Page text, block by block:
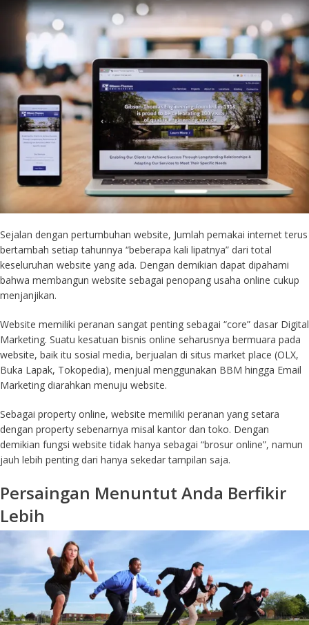
Sejalan dengan pertumbuhan website, Jumlah pemakai internet terus
bertambah setiap tahunnya “beberapa kali lipatnya” dari total
keseluruhan website yang ada. Dengan demikian dapat dipahami
bahwa membangun website sebagai penopang usaha online cukup
menjanjikan.
Website memiliki peranan sangat penting sebagai “core” dasar Digital
Marketing. Suatu kesatuan bisnis online seharusnya bermuara pada
website, baik itu sosial media, berjualan di situs market place (OLX,
Buka Lapak, Tokopedia), menjual menggunakan BBM hingga Email
Marketing diarahkan menuju website.
Sebagai property online, website memiliki peranan yang setara
dengan property sebenarnya misal kantor dan toko. Dengan
demikian fungsi website tidak hanya sebagai “brosur online”, namun
jauh lebih penting dari hanya sekedar tampilan saja.
Persaingan Menuntut Anda Berfikir
Lebih